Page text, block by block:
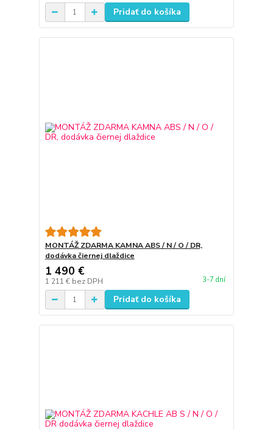
Pridať do košíka
MONTÁŽ ZDARMA KAMNA ABS / N / O / DR,
dodávka čiernej dlaždice
1 490 €
1 211 € bez DPH 3-7 dní
Pridať do košíka